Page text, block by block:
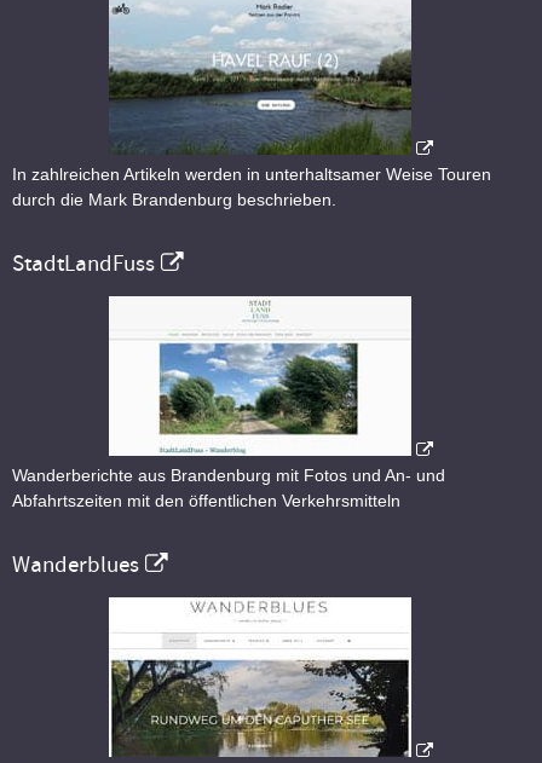
In zahlreichen Artikeln werden in unterhaltsamer Weise Touren
durch die Mark Brandenburg beschrieben.
StadtLandFuss
Wanderberichte aus Brandenburg mit Fotos und An- und
Abfahrtszeiten mit den öffentlichen Verkehrsmitteln
Wanderblues